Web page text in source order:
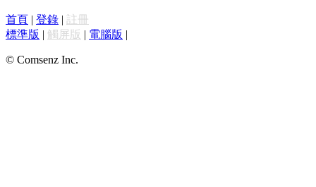
首頁 | 登錄 | 註冊
標準版 | 觸屏版 | 電腦版 |
© Comsenz Inc.